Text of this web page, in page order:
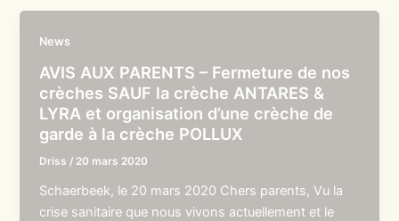
News
AVIS AUX PARENTS – Fermeture de nos
crèches SAUF la crèche ANTARES &
LYRA et organisation d’une crèche de
garde à la crèche POLLUX
Driss / 20 mars 2020
Schaerbeek, le 20 mars 2020 Chers parents, Vu la
crise sanitaire que nous vivons actuellement et le